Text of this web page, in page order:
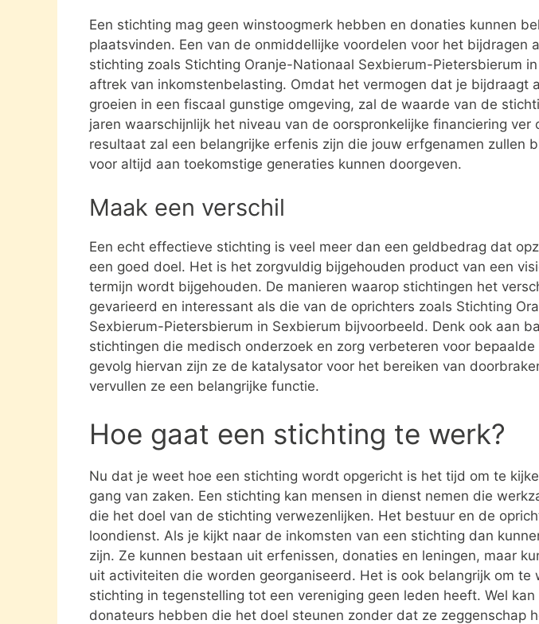
Een stichting mag geen winstoogmerk hebben en donaties kunnen
plaatsvinden. Een van de onmiddellijke voordelen voor het bijdragen
stichting zoals Stichting Oranje-Nationaal Sexbierum-Pietersbierum
aftrek van inkomstenbelasting. Omdat het vermogen dat je bijdraagt
groeien in een fiscaal gunstige omgeving, zal de waarde van de
jaren waarschijnlijk het niveau van de oorspronkelijke financiering ver
resultaat zal een belangrijke erfenis zijn die jouw erfgenamen zullen
voor altijd aan toekomstige generaties kunnen doorgeven.
Maak een verschil
Een echt effectieve stichting is veel meer dan een geldbedrag dat
een goed doel. Het is het zorgvuldig bijgehouden product van een
termijn wordt bijgehouden. De manieren waarop stichtingen het
gevarieerd en interessant als die van de oprichters zoals Stichting
Sexbierum-Pietersbierum in Sexbierum bijvoorbeeld. Denk ook aan
stichtingen die medisch onderzoek en zorg verbeteren voor bepaalde
gevolg hiervan zijn ze de katalysator voor het bereiken van
vervullen ze een belangrijke functie.
Hoe gaat een stichting te werk?
Nu dat je weet hoe een stichting wordt opgericht is het tijd om te
gang van zaken. Een stichting kan mensen in dienst nemen die
die het doel van de stichting verwezenlijken. Het bestuur en de
loondienst. Als je kijkt naar de inkomsten van een stichting dan
zijn. Ze kunnen bestaan uit erfenissen, donaties en leningen, maar
uit activiteiten die worden georganiseerd. Het is ook belangrijk om te
stichting in tegenstelling tot een vereniging geen leden heeft. Wel
donateurs hebben die het doel steunen zonder dat ze zeggenschap